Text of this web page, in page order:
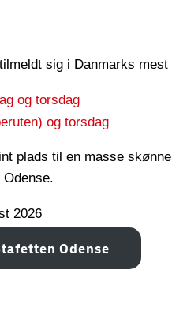
sig i Danmarks
og torsdag
og torsdag
plads til en masse
2026
Odense